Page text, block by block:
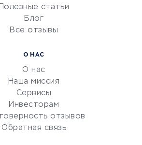
Полезные статьи
Блог
Все отзывы
О НАС
О нас
Наша миссия
Сервисы
Инвесторам
отзывов
Обратная связь